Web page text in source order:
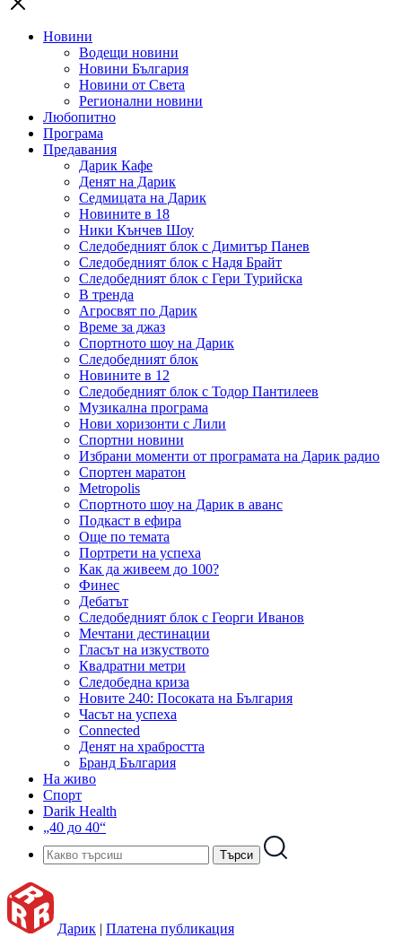
Новини
Водещи новини
Новини България
Новини от Света
Регионални новини
Любопитно
Програма
Предавания
Дарик Кафе
Денят на Дарик
Седмицата на Дарик
Новините в 18
Ники Кънчев Шоу
Следобедният блок с Димитър Панев
Следобедният блок с Надя Брайт
Следобедният блок с Гери Турийска
В тренда
Агросвят по Дарик
Време за джаз
Спортното шоу на Дарик
Следобедният блок
Новините в 12
Следобедният блок с Тодор Пантилеев
Музикална програма
Нови хоризонти с Лили
Спортни новини
Избрани моменти от програмата на Дарик радио
Спортен маратон
Metropolis
Спортното шоу на Дарик в аванс
Подкаст в ефира
Още по темата
Портрети на успеха
Как да живеем до 100?
Финес
Дебатът
Следобедният блок с Георги Иванов
Мечтани дестинации
Гласът на изкуството
Квадратни метри
Следобедна криза
Новите 240: Посоката на България
Часът на успеха
Connected
Денят на храбростта
Бранд България
На живо
Спорт
Darik Health
„40 до 40“
Дарик | Платена публикация